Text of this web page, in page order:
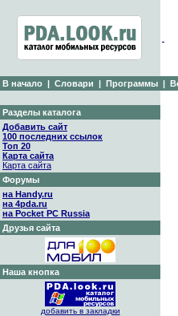
В начало | Словари | Программы |
Разделы каталога
Добавить сайт
100 последних ссылок
Топ 20
Карта сайта
Карта сайта
Форумы
на Handy.ru
на 4pda.ru
на Pocket PC Russia
Друзья сайта
Наша кнопка
добавить в закладки